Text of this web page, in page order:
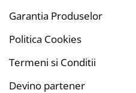
Garantia Produselor
Politica Cookies
Termeni si Conditii
Devino partener